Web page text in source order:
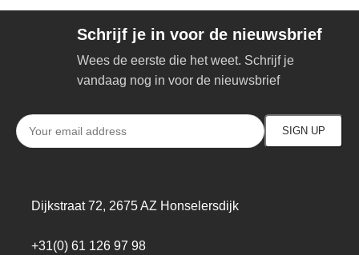
Schrijf je in voor de nieuwsbrief
Wees de eerste die het weet. Schrijf je
vandaag nog in voor de nieuwsbrief
Dijkstraat 72, 2675 AZ Honselersdijk
+31(0) 61 126 97 98